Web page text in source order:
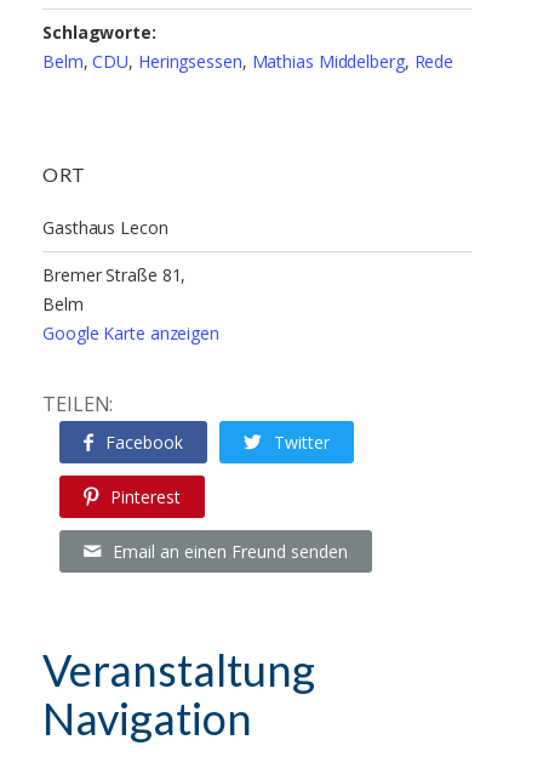
Schlagworte:
Belm,CDU, Heringsessen, Mathias Middelberg, Rede
ORT
Gasthaus Lecon
Bremer Straße 81,
Belm
Google Karte anzeigen
TEILEN:
Facebook Twitter
Pinterest
Email an einen Freund senden
Veranstaltung
Navigation